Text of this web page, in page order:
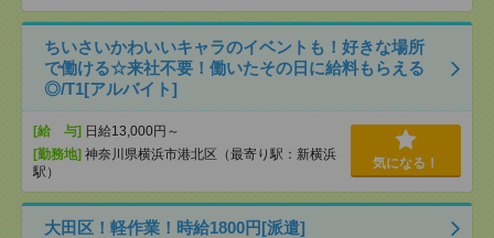
ちいさいかわいいキャラのイベントも！好きな場所
で働ける☆来社不要！働いたその日に給料もらえる
◎/T1[アルバイト]
[給 与] 日給13,000円～
[勤務地] 神奈川県横浜市港北区（最寄り駅：新横浜
駅）
気になる！
大田区！軽作業！時給1800円[派遣]